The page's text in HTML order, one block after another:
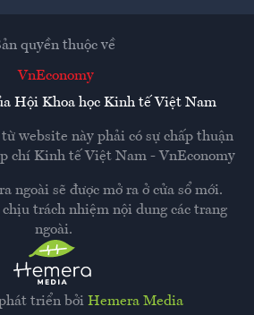
triển bởi Hemera Media
quyền thuộc về
VnEconomy
Hội Khoa học Kinh tế Việt Nam
website này phải có sự chấp thuận
chí Kinh tế Việt Nam - VnEconomy
ngoài sẽ được mở ra ở cửa sổ mới.
trách nhiệm nội dung các trang
ngoài.